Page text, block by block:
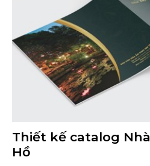
Thiết kế catalog
Hồ